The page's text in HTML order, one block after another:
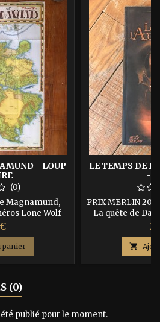
- LOUP
(0)
Magnamund,
Lone Wolf
(Astre d'Or).
explorer les
romans et
les plus vendus
officielle de
en 5 parties
panier
LE TEMPS DE
-
PRIX MERLIN
La quête de
mémoire,
guerriere des
4 dragons,
? ISBN :

(0)
été publié pour le moment.